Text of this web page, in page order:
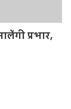
प्रभार,